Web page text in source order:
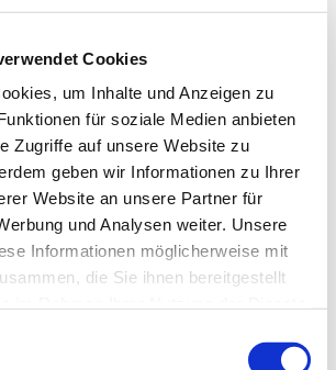
Cookies
um Inhalte und Anzeigen zu
für soziale Medien anbieten
Zugriffe auf unsere Website zu
geben wir Informationen zu Ihrer
Website an unsere Partner für
und Analysen weiter. Unsere
Informationen möglicherweise mit
die Sie ihnen bereitgestellt
Lorena Krieg unter 0170 - 100